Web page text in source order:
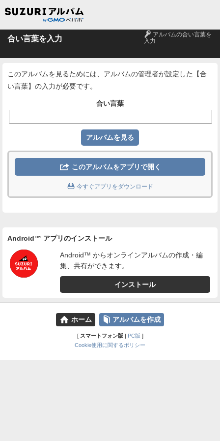
合い言葉を入力 🔑 アルバムの合い言葉を
入力
このアルバムを見るためには、アルバムの管理者が設定した【合
い言葉】の入力が必要です。
合い言葉
 このアルバムをアプリで開く
 今すぐアプリをダウンロード
Android™ アプリのインストール
Android™ からオンラインアルバムの作成・編
集、共有ができます。
インストール
⌂ ホーム 📕 アルバムを作成
[ スマートフォン版| PC版 ]
Cookie使用に関するポリシー